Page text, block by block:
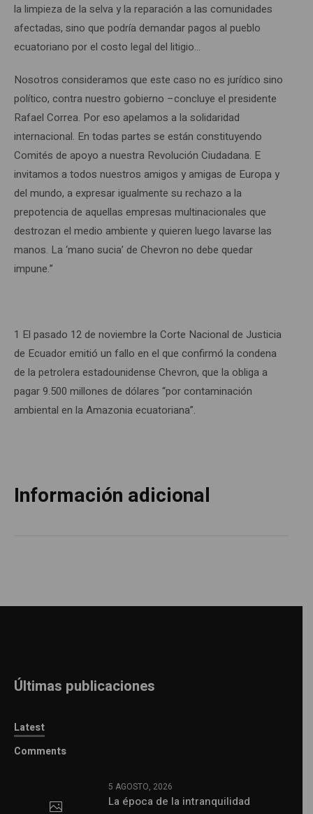
la limpieza de la selva y la reparación a las comunidades
afectadas, sino que podría demandar pagos al pueblo
ecuatoriano por el costo legal del litigio…
Nosotros consideramos que este caso no es jurídico sino
político, contra nuestro gobierno –concluye el presidente
Rafael Correa. Por eso apelamos a la solidaridad
internacional. En todas partes se están constituyendo
Comités de apoyo a nuestra Revolución Ciudadana. E
invitamos a todos nuestros amigos y amigas de Europa y
del mundo, a expresar igualmente su rechazo a la
prepotencia de aquellas empresas multinacionales que
destrozan el medio ambiente y quieren luego lavarse las
manos. La ‘mano sucia’ de Chevron no debe quedar
impune.”
1 El pasado 12 de noviembre la Corte Nacional de Justicia
de Ecuador emitió un fallo en el que confirmó la condena
de la petrolera estadounidense Chevron, que la obliga a
pagar 9.500 millones de dólares “por contaminación
ambiental en la Amazonia ecuatoriana”.
Información adicional
Últimas publicaciones
Latest
Comments
5 AGOSTO, 2026
La época de la intranquilidad